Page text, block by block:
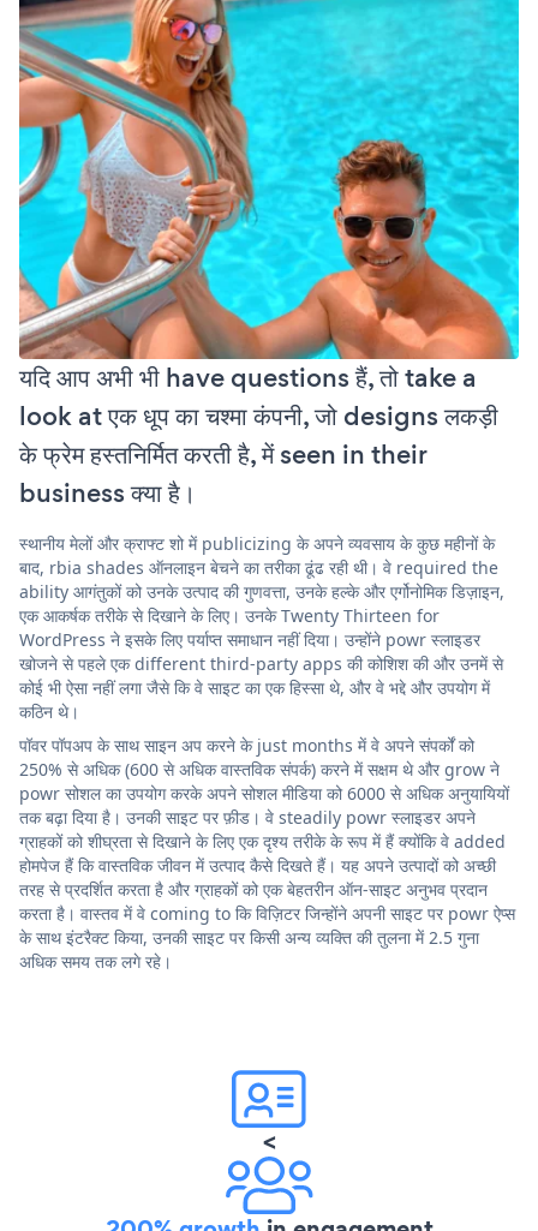
यदि आप अभी भी have questions हैं, तो take a
look at एक धूप का चश्मा कंपनी, जो designs लकड़ी
के फ्रेम हस्तनिर्मित करती है, में seen in their
business क्या है।
स्थानीय मेलों और क्राफ्ट शो में publicizing के अपने व्यवसाय के कुछ महीनों के
बाद, rbia shades ऑनलाइन बेचने का तरीका ढूंढ रही थी। वे required the
ability आगंतुकों को उनके उत्पाद की गुणवत्ता, उनके हल्के और एर्गोनोमिक डिज़ाइन,
एक आकर्षक तरीके से दिखाने के लिए। उनके Twenty Thirteen for
WordPress ने इसके लिए पर्याप्त समाधान नहीं दिया। उन्होंने powr स्लाइडर
खोजने से पहले एक different third-party apps की कोशिश की और उनमें से
कोई भी ऐसा नहीं लगा जैसे कि वे साइट का एक हिस्सा थे, और वे भद्दे और उपयोग में
कठिन थे।
पॉवर पॉपअप के साथ साइन अप करने के just months में वे अपने संपर्कों को
250% से अधिक (600 से अधिक वास्तविक संपर्क) करने में सक्षम थे और grow ने
powr सोशल का उपयोग करके अपने सोशल मीडिया को 6000 से अधिक अनुयायियों
तक बढ़ा दिया है। उनकी साइट पर फ़ीड। वे steadily powr स्लाइडर अपने
ग्राहकों को शीघ्रता से दिखाने के लिए एक दृश्य तरीके के रूप में हैं क्योंकि वे added
होमपेज हैं कि वास्तविक जीवन में उत्पाद कैसे दिखते हैं। यह अपने उत्पादों को अच्छी
तरह से प्रदर्शित करता है और ग्राहकों को एक बेहतरीन ऑन-साइट अनुभव प्रदान
करता है। वास्तव में वे coming to कि विज़िटर जिन्होंने अपनी साइट पर powr ऐप्स
के साथ इंटरैक्ट किया, उनकी साइट पर किसी अन्य व्यक्ति की तुलना में 2.5 गुना
अधिक समय तक लगे रहे।
<